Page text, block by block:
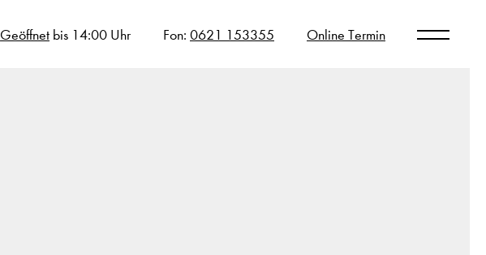
Geöffnet bis 14:00 Uhr Fon: 0621 153355 Online Termin